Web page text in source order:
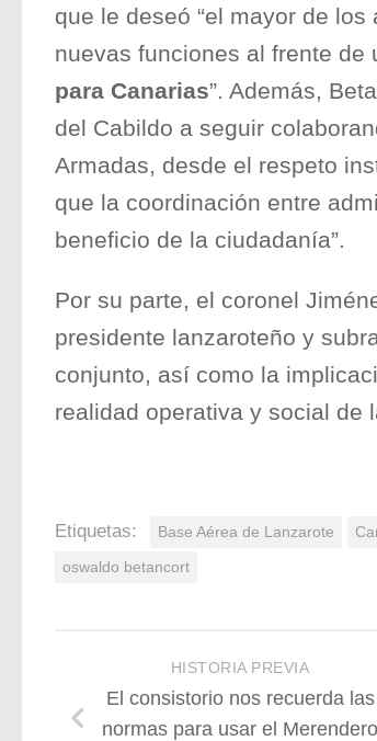
que le deseó “el mayor de
nuevas funciones al frente de
para Canarias”. Además,
del Cabildo a seguir
Armadas, desde el respeto
que la coordinación entre
beneficio de la ciudadanía”.
Por su parte, el coronel
presidente lanzaroteño y
conjunto, así como la
realidad operativa y social de
Etiquetas: Base Aérea de Lanzarote
oswaldo betancort
HISTORIA PREVIA
El consistorio nos recuerda las
normas para usar el Merendero